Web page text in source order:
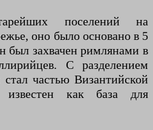
поселений на
оно было основано в 5
был захвачен римлянами в
С разделением
частью Византийской
как база для